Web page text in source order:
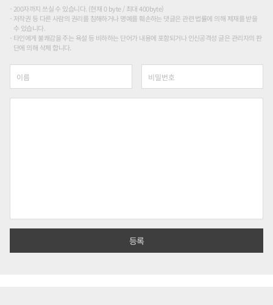
200자까지 쓰실 수 있습니다. (현재 0 byte / 최대 400byte)
저작권 등 다른 사람의 권리를 침해하거나 명예를 훼손하는 댓글은 관련 법률에 의해 제재를 받을
수 있습니다.
타인에게 불쾌감을 주는 욕설 등 비하하는 단어가 내용에 포함되거나 인신공격성 글은 관리자의 판
단에 의해 삭제 합니다.